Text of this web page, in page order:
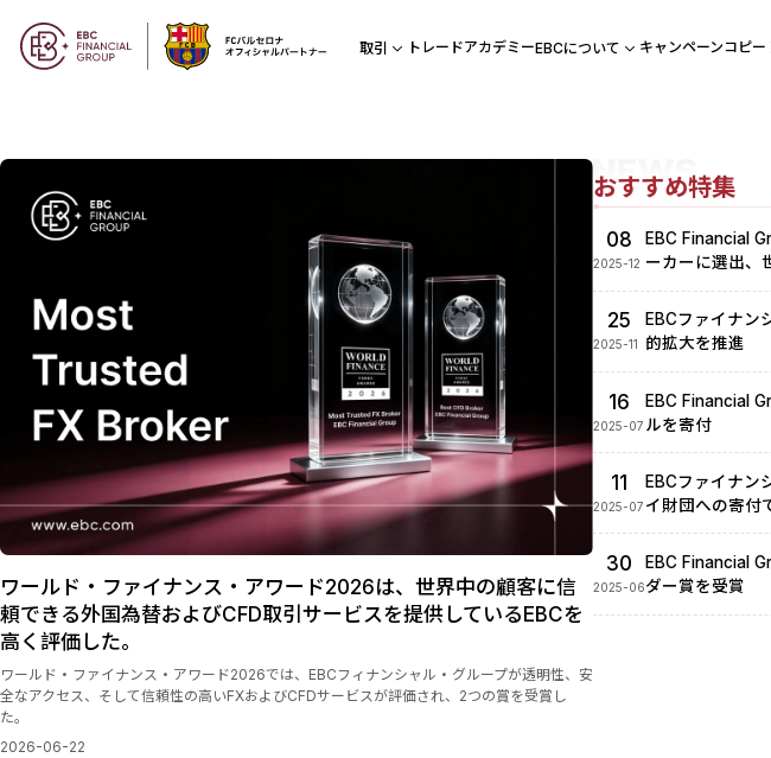
取引 トレードアカデミーEBCについて キャンペーンコピー
ルド・ファイナンス・アワード2026は、世界中の顧客に信
きる外国為替およびCFD取引サービスを提供しているEBCを
評価した。
ルド・ファイナンス・アワード2026では、EBCフィナンシャル・グループが透明性、安
アクセス、そして信頼性の高いFXおよびCFDサービスが評価され、2つの賞を受賞し
06-22
グローバル取引大
引大会を開催
おすすめ特集
08
2025-12
EBC Financial
ーカーに選出、
25
2025-11
EBCファイナン
的拡大を推進
16
2025-07
EBC Financial
ルを寄付
11
2025-07
EBCファイナン
イ財団への寄付
30
2025-06
EBC Financial
ダー賞を受賞